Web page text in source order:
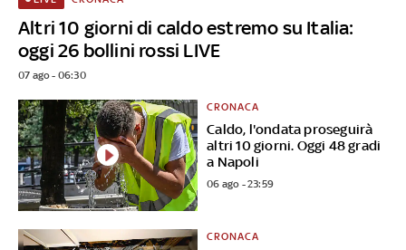
Altri 10 giorni di caldo estremo su Italia:
oggi 26 bollini rossi LIVE
07 ago - 06:30
Caldo, l'ondata proseguirà
altri 10 giorni. Oggi 48 gradi
a Napoli
CRONACA
06 ago - 23:59
CRONACA